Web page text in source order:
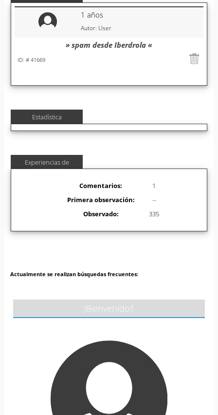
Autor: User
1 años
ID: # 41669
» spam desde Iberdrola «
Estadística
Experiencias de
Comentarios:
1
Primera observación:
--
Observado:
335
Actualmente se realizan búsquedas frecuentes:
¡Bienvenido!!